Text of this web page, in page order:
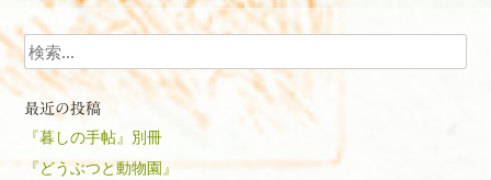
検索
最近の投稿
『暮しの手帖』別冊
『どうぶつと動物園』